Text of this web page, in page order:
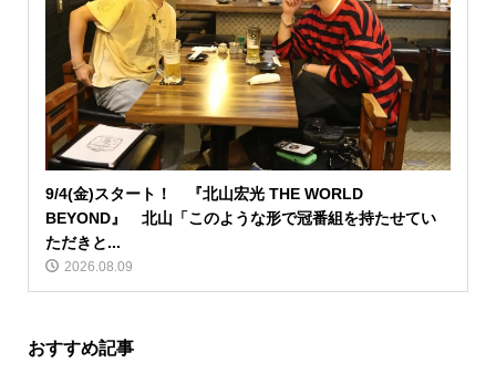
9/4(金)スタート！ 『北山宏光 THE WORLD
BEYOND』 北山「このような形で冠番組を持たせてい
ただきと...
2026.08.09
おすすめ記事